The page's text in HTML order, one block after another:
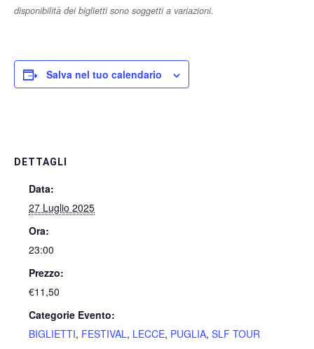
disponibilità dei biglietti sono soggetti a variazioni.
Salva nel tuo calendario
DETTAGLI
Data:
27 Luglio 2025
Ora:
23:00
Prezzo:
€11,50
Categorie Evento:
BIGLIETTI, FESTIVAL, LECCE, PUGLIA, SLF TOUR